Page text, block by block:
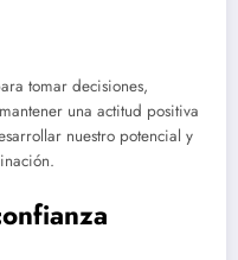
tomar decisiones,
una actitud positiva
nuestro potencial y